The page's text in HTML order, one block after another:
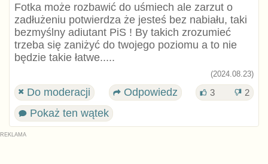
Fotka może rozbawić do uśmiech ale zarzut o
zadłużeniu potwierdza że jesteś bez nabiału, taki
bezmyślny adiutant PiS ! By takich zrozumieć
trzeba się zaniżyć do twojego poziomu a to nie
będzie takie łatwe.....
(2024.08.23)
Do moderacji Odpowiedz 3 2
Pokaż ten wątek